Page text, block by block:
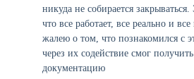
никуда не собирается
что все работает, все реально и
жалею о том, что познакомился с
через их содействие смог
документацию